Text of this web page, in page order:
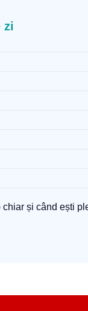
zi
și când ești